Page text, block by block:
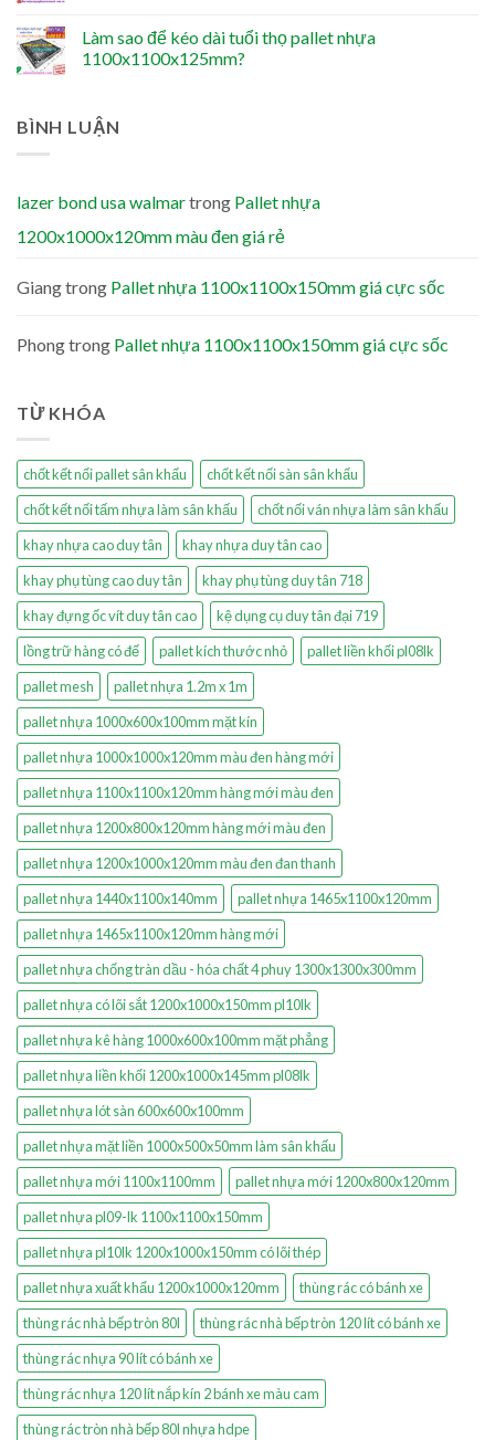
Làm sao để kéo dài tuổi thọ pallet nhựa
1100x1100x125mm?
BÌNH LUẬN
lazer bond usa walmartrong Pallet nhựa
1200x1000x120mm màu đen giá rẻ
Giangtrong Pallet nhựa 1100x1100x150mm giá cực sốc
Phongtrong Pallet nhựa 1100x1100x150mm giá cực sốc
TỪ KHÓA
chốt kết nối pallet sân khấu
chốt kết nối sàn sân khấu
chốt kết nối tấm nhựa làm sân khấu
chốt nối ván nhựa làm sân khấu
khay nhựa cao duy tân
khay nhựa duy tân cao
khay phụ tùng cao duy tân
khay phụ tùng duy tân 718
khay đựng ốc vít duy tân cao
kệ dụng cụ duy tân đại 719
lồng trữ hàng có đế
pallet kích thước nhỏ
pallet liền khối pl08lk
pallet mesh
pallet nhựa 1.2m x 1m
pallet nhựa 1000x600x100mm mặt kín
pallet nhựa 1000x1000x120mm màu đen hàng mới
pallet nhựa 1100x1100x120mm hàng mới màu đen
pallet nhựa 1200x800x120mm hàng mới màu đen
pallet nhựa 1200x1000x120mm màu đen đan thanh
pallet nhựa 1440x1100x140mm
pallet nhựa 1465x1100x120mm
pallet nhựa 1465x1100x120mm hàng mới
pallet nhựa chống tràn dầu - hóa chất 4 phuy 1300x1300x300mm
pallet nhựa có lõi sắt 1200x1000x150mm pl10lk
pallet nhựa kê hàng 1000x600x100mm mặt phẳng
pallet nhựa liền khối 1200x1000x145mm pl08lk
pallet nhựa lót sàn 600x600x100mm
pallet nhựa mặt liền 1000x500x50mm làm sân khấu
pallet nhựa mới 1100x1100mm
pallet nhựa mới 1200x800x120mm
pallet nhựa pl09-lk 1100x1100x150mm
pallet nhựa pl10lk 1200x1000x150mm có lõi thép
pallet nhựa xuất khẩu 1200x1000x120mm
thùng rác có bánh xe
thùng rác nhà bếp tròn 80l
thùng rác nhà bếp tròn 120 lít có bánh xe
thùng rác nhựa 90 lít có bánh xe
thùng rác nhựa 120 lít nắp kín 2 bánh xe màu cam
thùng rác tròn nhà bếp 80l nhựa hdpe